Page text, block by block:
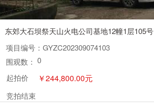
东郊大石坝祭天山火电公司基地12幢1层105号
项目编号： GYZC202309074103
围观数： 0
起拍价 ￥244,800.00元
竞拍结束